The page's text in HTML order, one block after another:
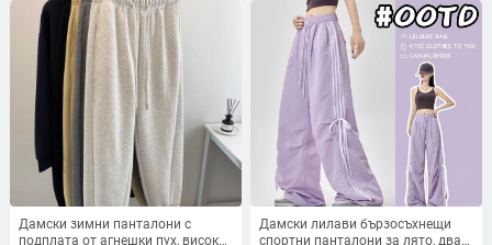
Дамски зимни панталони с
подплата от агнешки пух, висок
Дамски лилави бързосъхнещи
спортни панталони за лято, два